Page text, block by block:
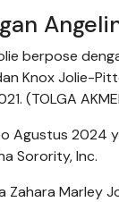
berpose
Knox Jolie-
(TOLGA
Agustus 2024
Sorority, Inc.
Zahara Marley